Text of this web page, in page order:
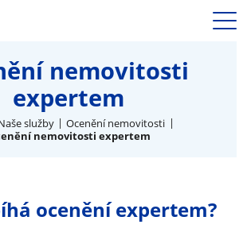
Naše služby
Nemovitosti
Makléři
Blog
Kontakty
nemovitosti
expertem
služby
Ocenění nemovitosti
nemovitosti expertem
ocenění expertem?